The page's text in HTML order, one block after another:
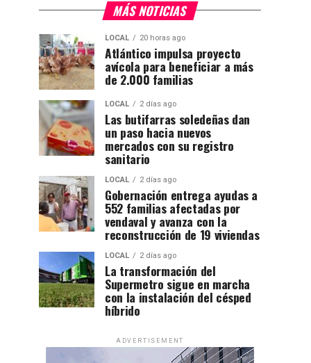
MÁS NOTICIAS
LOCAL 20 horas ago
Atlántico impulsa proyecto
avícola para beneficiar a más
de 2.000 familias
LOCAL 2 días ago
Las butifarras soledeñas dan
un paso hacia nuevos
mercados con su registro
sanitario
LOCAL 2 días ago
Gobernación entrega ayudas a
552 familias afectadas por
vendaval y avanza con la
reconstrucción de 19 viviendas
LOCAL 2 días ago
La transformación del
Supermetro sigue en marcha
con la instalación del césped
híbrido
ADVERTISEMENT